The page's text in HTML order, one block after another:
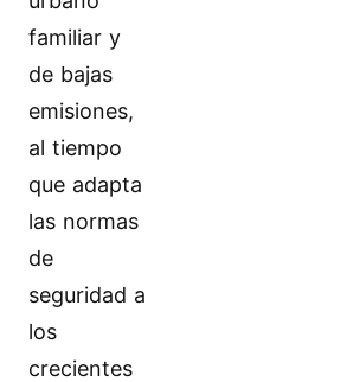
familiar y
de bajas
emisiones,
al tiempo
que adapta
las normas
de
seguridad a
los
crecientes